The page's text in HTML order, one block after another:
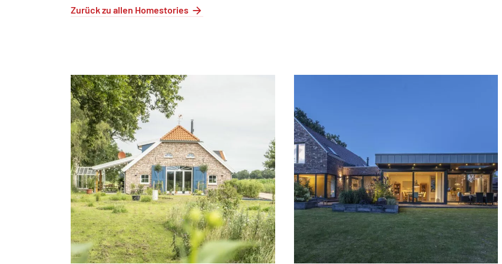
Zurück zu allen Homestories